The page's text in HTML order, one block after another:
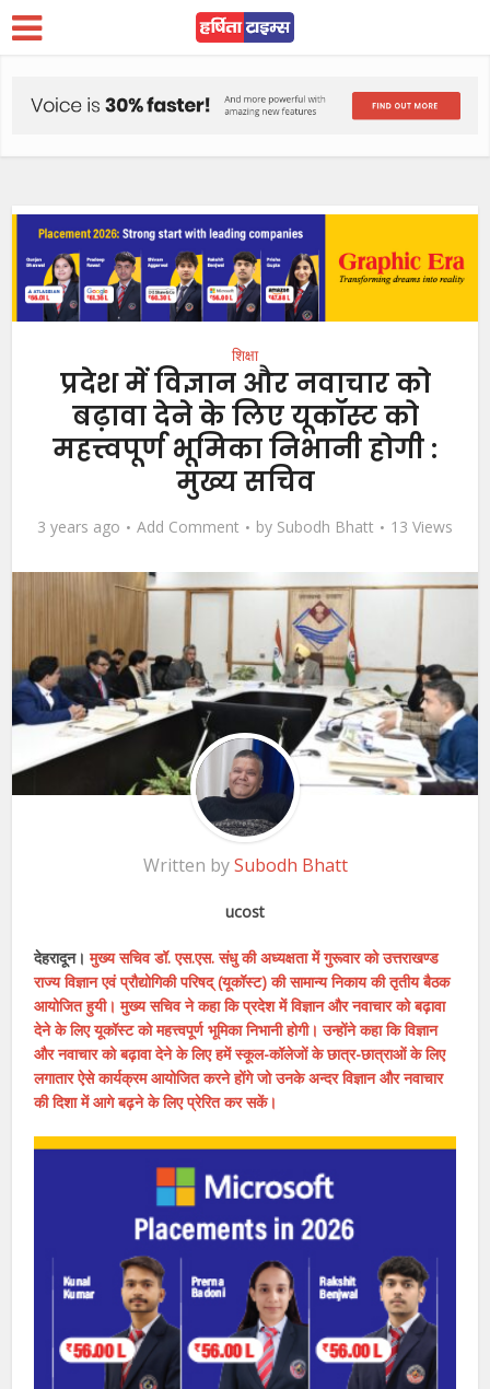
शिक्षा
प्रदेश में विज्ञान और नवाचार को
बढ़ावा देने के लिए यूकॉस्ट को
महत्त्वपूर्ण भूमिका निभानी होगी :
मुख्य सचिव
3 years ago Add Comment by Subodh Bhatt 13 Views
Written bySubodh Bhatt
ucost
देहरादून। मुख्य सचिव डॉ. एस.एस. संधु की अध्यक्षता में गुरूवार को उत्तराखण्ड
राज्य विज्ञान एवं प्रौद्योगिकी परिषद् (यूकॉस्ट) की सामान्य निकाय की तृतीय बैठक
आयोजित हुयी। मुख्य सचिव ने कहा कि प्रदेश में विज्ञान और नवाचार को बढ़ावा
देने के लिए यूकॉस्ट को महत्त्वपूर्ण भूमिका निभानी होगी। उन्होंने कहा कि विज्ञान
और नवाचार को बढ़ावा देने के लिए हमें स्कूल-कॉलेजों के छात्र-छात्राओं के लिए
लगातार ऐसे कार्यक्रम आयोजित करने होंगे जो उनके अन्दर विज्ञान और नवाचार
की दिशा में आगे बढ़ने के लिए प्रेरित कर सकें।